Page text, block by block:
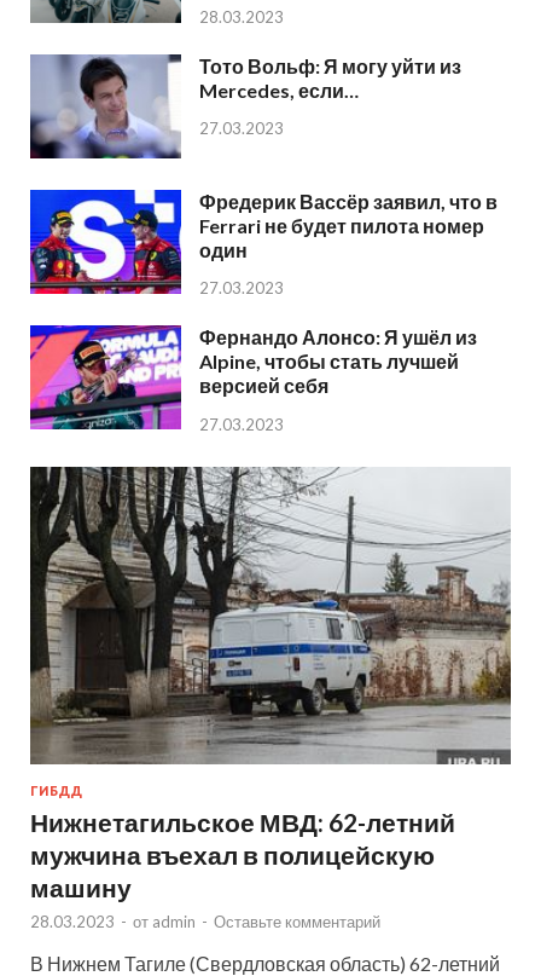
28.03.2023
Тото Вольф: Я могу уйти из
Mercedes, если…
27.03.2023
Фредерик Вассёр заявил, что в
Ferrari не будет пилота номер
один
27.03.2023
Фернандо Алонсо: Я ушёл из
Alpine, чтобы стать лучшей
версией себя
27.03.2023
ГИБДД
Нижнетагильское МВД: 62-летний
мужчина въехал в полицейскую
машину
28.03.2023 - от admin - Оставьте комментарий
В Нижнем Тагиле (Свердловская область) 62-летний